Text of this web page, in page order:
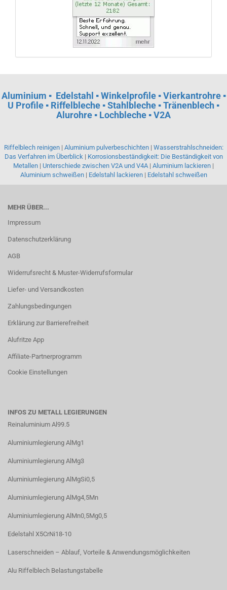
Aluminium ▪ Edelstahl ▪ Winkelprofile ▪ Vierkantrohre ▪
U Profile ▪ Riffelbleche ▪ Stahlbleche ▪ Tränenblech ▪
Alurohre ▪ Lochbleche ▪ V2A
Riffelblech reinigen| Aluminium pulverbeschichten| Wasserstrahlschneiden:
Das Verfahren im Überblick| Korrosionsbeständigkeit: Die Beständigkeit von
Metallen | Unterschiede zwischen V2A und V4A | Aluminium lackieren |
Aluminium schweißen| Edelstahl lackieren| Edelstahl schweißen
MEHR ÜBER...
Impressum
Datenschutzerklärung
AGB
Widerrufsrecht & Muster-Widerrufsformular
Liefer- und Versandkosten
Zahlungsbedingungen
Erklärung zur Barrierefreiheit
Alufritze App
Affiliate-Partnerprogramm
Cookie Einstellungen
INFOS ZU METALL LEGIERUNGEN
Reinaluminium Al99.5
Aluminiumlegierung AlMg1
Aluminiumlegierung AlMg3
Aluminiumlegierung AlMgSi0,5
Aluminiumlegierung AlMg4,5Mn
Aluminiumlegierung AlMn0,5Mg0,5
Edelstahl X5CrNi18-10
Laserschneiden – Ablauf, Vorteile & Anwendungsmöglichkeiten
Alu Riffelblech Belastungstabelle